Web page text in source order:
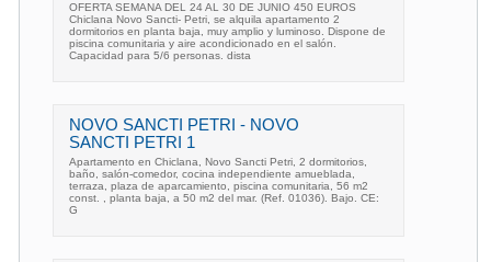
OFERTA SEMANA DEL 24 AL 30 DE JUNIO 450 EUROS
Chiclana Novo Sancti- Petri, se alquila apartamento 2
dormitorios en planta baja, muy amplio y luminoso. Dispone de
piscina comunitaria y aire acondicionado en el salón.
Capacidad para 5/6 personas. dista
NOVO SANCTI PETRI - NOVO
SANCTI PETRI 1
Apartamento en Chiclana, Novo Sancti Petri, 2 dormitorios,
baño, salón-comedor, cocina independiente amueblada,
terraza, plaza de aparcamiento, piscina comunitaria, 56 m2
const. , planta baja, a 50 m2 del mar. (Ref. 01036). Bajo. CE:
G